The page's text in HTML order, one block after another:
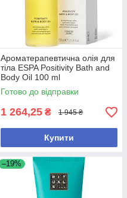
Ароматерапевтична олія для
тіла ESPA Positivity Bath and
Body Oil 100 ml
Готово до відправки
1 264,25 ₴ 1 945 ₴
Купити
–19%